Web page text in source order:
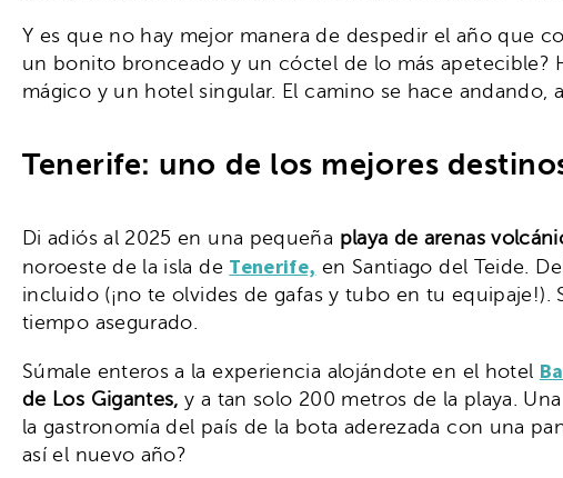
Y es que no hay mejor manera de despedir el año que
un bonito bronceado y un cóctel de lo más apetecible?
mágico y un hotel singular. El camino se hace andando,
Tenerife: uno de los mejores
Di adiós al 2025 en una pequeña playa de arenas
noroeste de la isla de Tenerife, en Santiago del Teide.
incluido (¡no te olvides de gafas y tubo en tu equipaje!).
tiempo asegurado.
Súmale enteros a la experiencia alojándote en el hotel
de Los Gigantes, y a tan solo 200 metros de la playa.
la gastronomía del país de la bota aderezada con una
así el nuevo año?